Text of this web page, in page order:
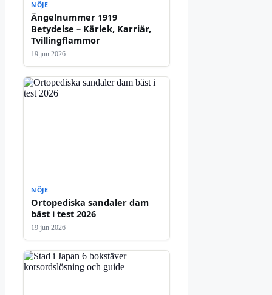
NÖJE
Ängelnummer 1919
Betydelse – Kärlek, Karriär,
Tvillingflammor
19 jun 2026
NÖJE
Ortopediska sandaler dam
bäst i test 2026
19 jun 2026